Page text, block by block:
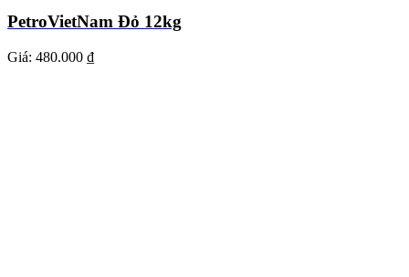
PetroVietNam Đỏ 12kg
Giá: 480.000 ₫